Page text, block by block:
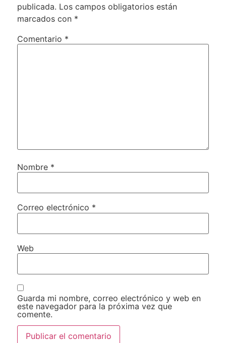
publicada. Los campos obligatorios están
marcados con *
Comentario *
Nombre *
Correo electrónico *
Web
Guarda mi nombre, correo electrónico y web en
este navegador para la próxima vez que
comente.